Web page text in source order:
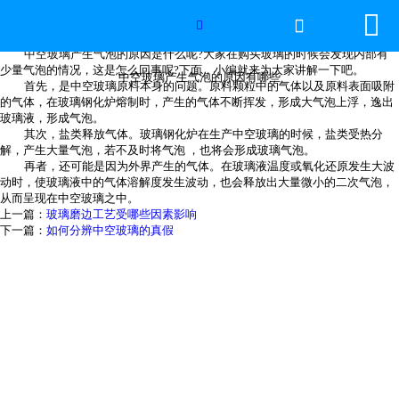
网站首页
世界杯官方网页版
产品中心
新闻中心

中空玻璃产生气泡的原因有哪些
 
中空玻璃产生气泡的原因有哪些
中空玻璃产生气泡的原因是什么呢?大家在购买玻璃的时候会发现内部有
少量气泡的情况，这是怎么回事呢?下面，小编就来为大家讲解一下吧。
首先，是中空玻璃原料本身的问题。原料颗粒中的气体以及原料表面吸附
的气体，在玻璃钢化炉熔制时，产生的气体不断挥发，形成大气泡上浮，逸出
玻璃液，形成气泡。
其次，盐类释放气体。玻璃钢化炉在生产中空玻璃的时候，盐类受热分
解，产生大量气泡，若不及时将气泡 ，也将会形成玻璃气泡。
再者，还可能是因为外界产生的气体。在玻璃液温度或氧化还原发生大波
动时，使玻璃液中的气体溶解度发生波动，也会释放出大量微小的二次气泡，
从而呈现在中空玻璃之中。
上一篇： 玻璃磨边工艺受哪些因素影响
下一篇： 如何分辨中空玻璃的真假